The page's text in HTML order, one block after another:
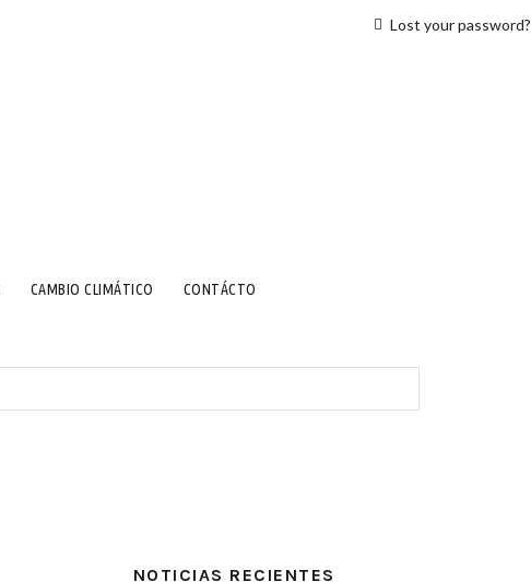
Lost your password?
CAMBIO CLIMÁTICO CONTÁCTO
NOTICIAS RECIENTES